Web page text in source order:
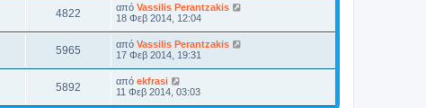
4822 από Vassilis Perantzakis
18 Φεβ 2014, 12:04
5965 από Vassilis Perantzakis
17 Φεβ 2014, 19:31
5892 από ekfrasi
11 Φεβ 2014, 03:03